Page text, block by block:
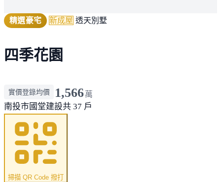
精選豪宅 新成屋 透天別墅
四季花園
實價登錄均價 1,566萬
南投市國堂建設共 37 戶
掃描 QR Code 撥打